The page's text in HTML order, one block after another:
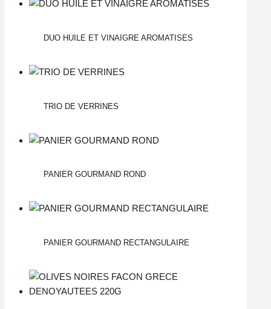
DUO HUILE ET VINAIGRE AROMATISES
TRIO DE VERRINES
PANIER GOURMAND ROND
PANIER GOURMAND RECTANGULAIRE